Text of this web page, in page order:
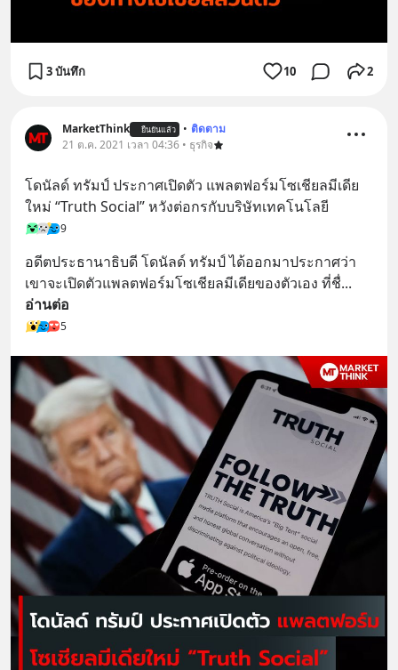
3 บันทึก 10 2
MarketThink ยืนยันแล้ว • ติดตาม
21 ต.ค. 2021 เวลา 04:36 • ธุรกิจ
โดนัลด์ ทรัมป์ ประกาศเปิดตัว แพลตฟอร์มโซเชียลมีเดีย
ใหม่ “Truth Social” หวังต่อกรกับบริษัทเทคโนโลยี
9
อดีตประธานาธิบดี โดนัลด์ ทรัมป์ ได้ออกมาประกาศว่า
เขาจะเปิดตัวแพลตฟอร์มโซเชียลมีเดียของตัวเอง ที่ชื่
อ่านต่อ
5